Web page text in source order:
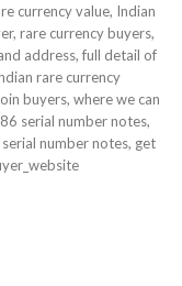
currency value, Indian
rare currency buyers,
address, full detail of
rare currency
buyers, where we can
serial number notes,
number notes, get